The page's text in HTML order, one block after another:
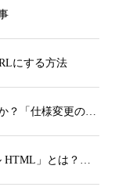
にする方法
？「仕様変更の…
HTML」とは？…